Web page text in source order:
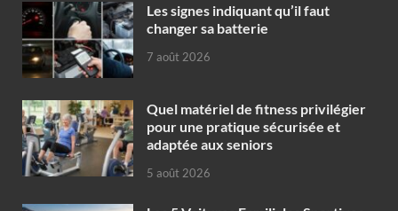
Les signes indiquant qu’il faut
changer sa batterie
7 août 2026
Quel matériel de fitness privilégier
pour une pratique sécurisée et
adaptée aux seniors
5 août 2026